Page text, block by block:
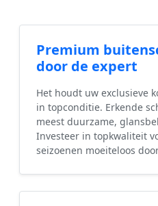
Premium
door de expert
Het houdt uw exclusieve
in topconditie. Erkende
meest duurzame,
Investeer in topkwaliteit
seizoenen moeiteloos